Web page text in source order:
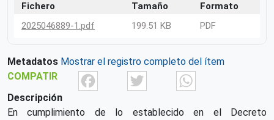
Fichero Tamaño
Formato
2025046889-1.pdf
199.51 KB PDF
Metadatos Mostrar el registro completo del ítem
COMPATIR
FacebookTwitter
Descripción
En cumplimiento de lo establecido en el Decreto